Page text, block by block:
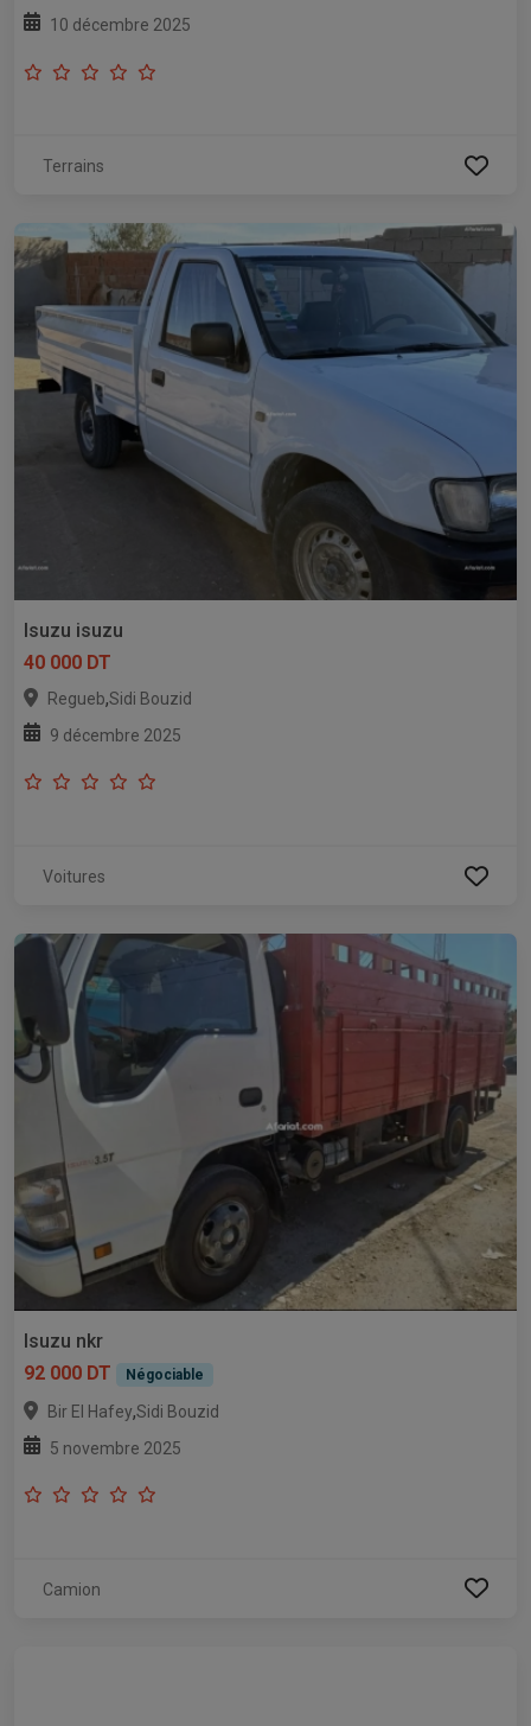
10 décembre 2025
Terrains
Isuzu isuzu
40 000 DT
Regueb,Sidi Bouzid
9 décembre 2025
Voitures
Isuzu nkr
92 000 DT
Négociable
Bir El Hafey,Sidi Bouzid
5 novembre 2025
Camion